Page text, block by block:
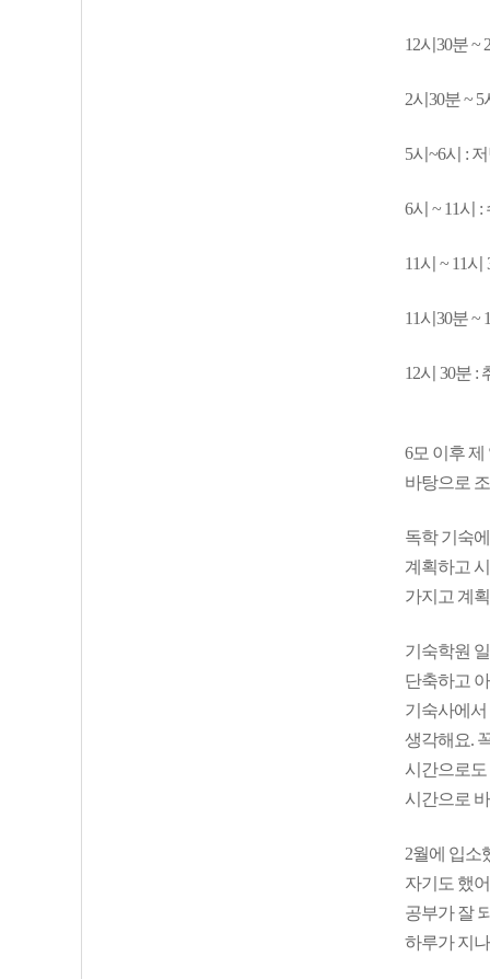
12시30분 ~
2시30분 ~
5시~6시 :
6시 ~ 11시
11시 ~ 11시
11시30분 ~
12시 30분 :
6모 이후
바탕으로
독학 기숙
계획하고
가지고 계
기숙학원
단축하고
기숙사에
생각해요.
시간으로도
시간으로
2월에 입소
자기도 했
공부가 잘
하루가 지